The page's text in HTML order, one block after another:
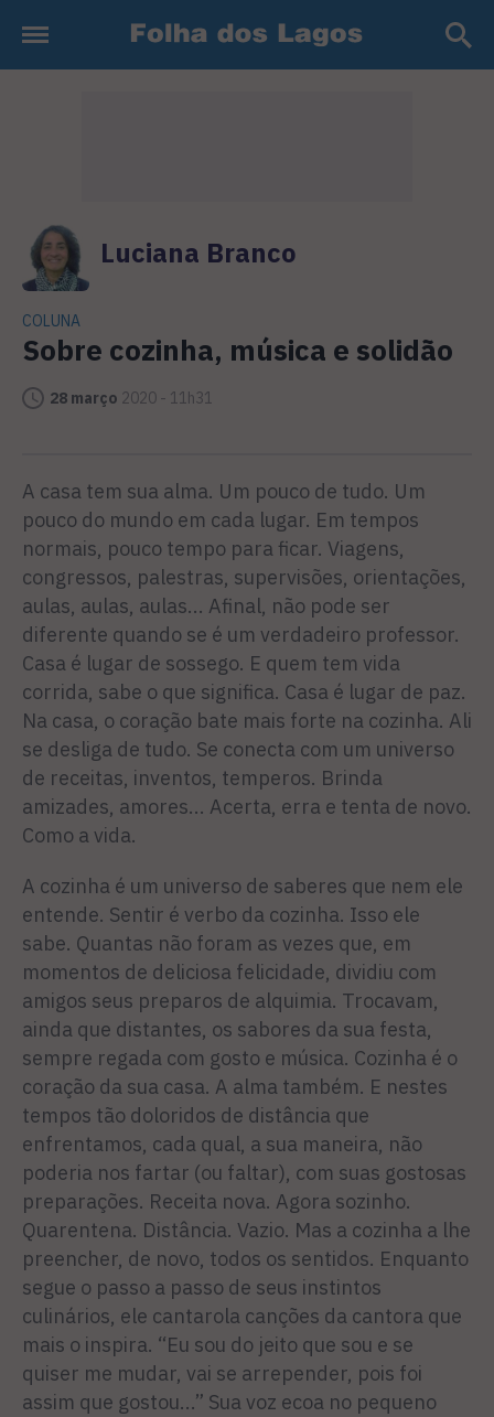
Luciana Branco
COLUNA
Sobre cozinha, música e solidão
28 março 2020 - 11h31
A casa tem sua alma. Um pouco de tudo. Um
pouco do mundo em cada lugar. Em tempos
normais, pouco tempo para ficar. Viagens,
congressos, palestras, supervisões, orientações,
aulas, aulas, aulas... Afinal, não pode ser
diferente quando se é um verdadeiro professor.
Casa é lugar de sossego. E quem tem vida
corrida, sabe o que significa. Casa é lugar de paz.
Na casa, o coração bate mais forte na cozinha. Ali
se desliga de tudo. Se conecta com um universo
de receitas, inventos, temperos. Brinda
amizades, amores... Acerta, erra e tenta de novo.
Como a vida.
A cozinha é um universo de saberes que nem ele
entende. Sentir é verbo da cozinha. Isso ele
sabe. Quantas não foram as vezes que, em
momentos de deliciosa felicidade, dividiu com
amigos seus preparos de alquimia. Trocavam,
ainda que distantes, os sabores da sua festa,
sempre regada com gosto e música. Cozinha é o
coração da sua casa. A alma também. E nestes
tempos tão doloridos de distância que
enfrentamos, cada qual, a sua maneira, não
poderia nos fartar (ou faltar), com suas gostosas
preparações. Receita nova. Agora sozinho.
Quarentena. Distância. Vazio. Mas a cozinha a lhe
preencher, de novo, todos os sentidos. Enquanto
segue o passo a passo de seus instintos
culinários, ele cantarola canções da cantora que
mais o inspira. “Eu sou do jeito que sou e se
quiser me mudar, vai se arrepender, pois foi
assim que gostou...” Sua voz ecoa no pequeno